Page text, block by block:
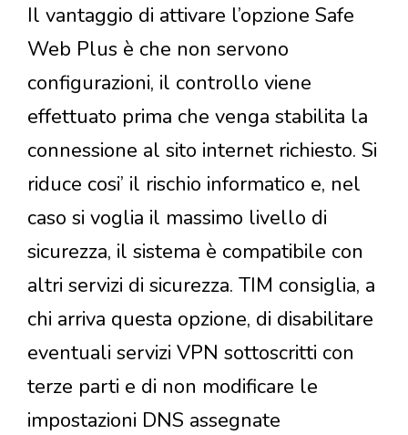
Il vantaggio di attivare l’opzione Safe
Web Plus è che non servono
configurazioni, il controllo viene
effettuato prima che venga stabilita la
connessione al sito internet richiesto. Si
riduce cosi’ il rischio informatico e, nel
caso si voglia il massimo livello di
sicurezza, il sistema è compatibile con
altri servizi di sicurezza. TIM consiglia, a
chi arriva questa opzione, di disabilitare
eventuali servizi VPN sottoscritti con
terze parti e di non modificare le
impostazioni DNS assegnate